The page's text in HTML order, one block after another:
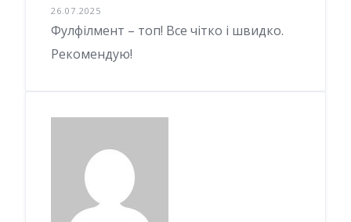
26.07.2025
Фулфілмент – топ! Все чітко і швидко.
Рекомендую!